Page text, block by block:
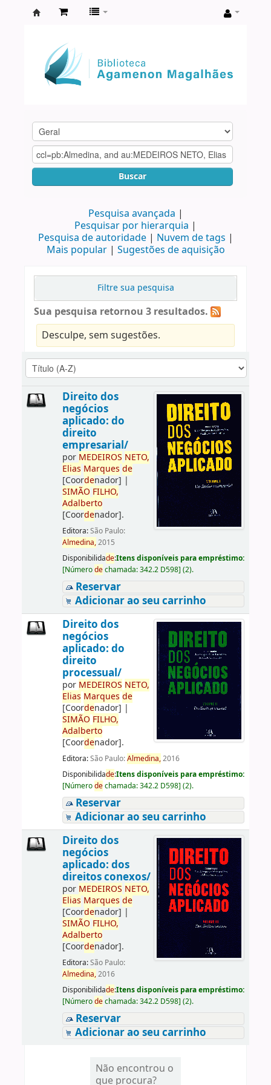
Agamenon
Magalhães
Buscar
Pesquisa avançada
Pesquisar por hierarquia
Pesquisa de autoridade
Nuvem de tags
Mais popular
Sugestões de aquisição
Filtre sua pesquisa
Sua pesquisa retornou 3 resultados.
Desculpe, sem sugestões.
Direito dos
negócios
aplicado: do
direito
empresarial/
por MEDEIROS NETO,
Elias Marques de
[Coordenador] |
SIMÃO FILHO,
Adalberto
[Coordenador].
Editora:São Paulo:
Almedina,2015
Disponibilidade:Itens disponíveis para empréstimo:
[Númerodechamada:342.2 D598] (2).
Reservar
Adicionar ao seu carrinho
Direito dos
negócios
aplicado: do
direito
processual/
por MEDEIROS NETO,
Elias Marques de
[Coordenador] |
SIMÃO FILHO,
Adalberto
[Coordenador].
Editora:São Paulo:Almedina,2016
Disponibilidade:Itens disponíveis para empréstimo:
[Númerodechamada:342.2 D598] (2).
Reservar
Adicionar ao seu carrinho
Direito dos
negócios
aplicado: dos
direitos conexos/
por MEDEIROS NETO,
Elias Marques de
[Coordenador] |
SIMÃO FILHO,
Adalberto
[Coordenador].
Editora:São Paulo:
Almedina,2016
Disponibilidade:Itens disponíveis para empréstimo:
[Númerodechamada:342.2 D598] (2).
Reservar
Adicionar ao seu carrinho
Não encontrou o
que procura?